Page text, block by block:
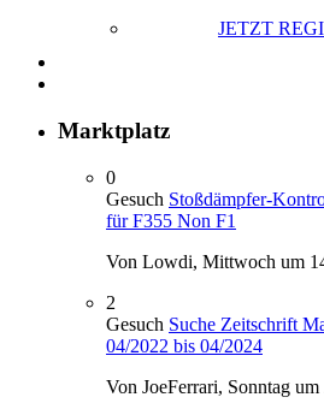
JETZT
Marktplatz
0
Gesuch Stoßdämpfer-
für F355 Non F1
Von Lowdi, Mittwoch um
2
Gesuch Suche Zeitschrift
04/2022 bis 04/2024
Von JoeFerrari, Sonntag um